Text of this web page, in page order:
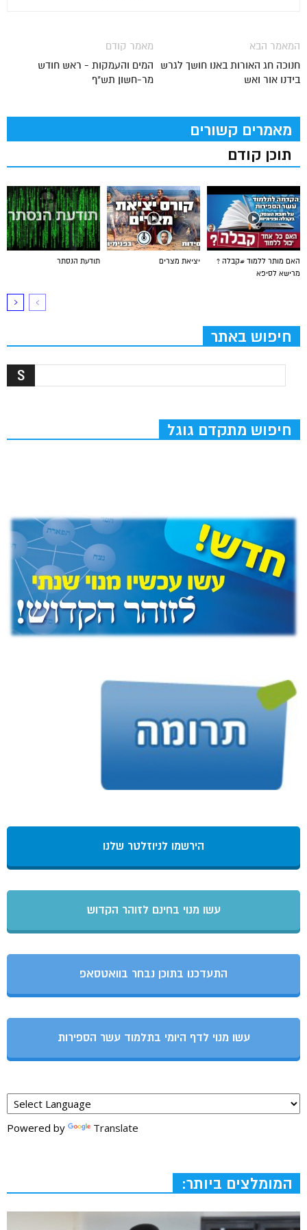
מאמר קודם
המים והעמקות - ראש חודש
מר-חשון תש"ף
המאמר הבא
חנוכה חג האורות באנו חושך לגרש
בידנו אור ואש
מאמרים קשורים
תוכן קודם
תודעת הנסתר יציאת מצרים
האם מותר ללמוד #קבלה ?
מרישא לסיפא
חיפוש באתר
חיפוש מתקדם גוגל
הירשמו לניוזלטר שלנו
עשו מנוי בחינם לזוהר הקדוש
התעדכנו בתוכן נבחר בוואטסאפ
עשו מנוי לדף היומי בתלמוד עשר הספירות
Powered by Translate
המומלצים ביותר: